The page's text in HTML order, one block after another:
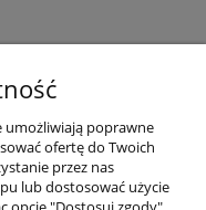
umożliwiają poprawne
ofertę do Twoich
przez nas
lub dostosować użycie